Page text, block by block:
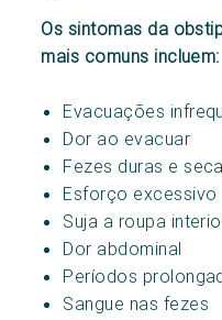
Os sintomas da
mais comuns incluem:
Evacuações
Dor ao evacuar
Fezes duras e
Esforço excessivo
Suja a roupa
Dor abdominal
Períodos
Sangue nas fezes